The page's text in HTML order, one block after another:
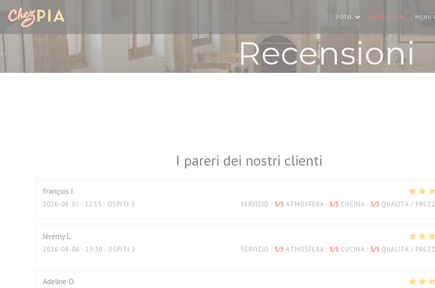
Personalizzazione delle tue scelte sui cookie
FOTO RECENSIONI MENU
Recensioni
I pareri dei nostri clienti
françois J
2026-08-07 - 12:15 - OSPITI 3 SERVIZIO : 5/5 ATMOSFERA : 5/5 CUCINA : 5/5 QUALITÀ /
Jérémy L
2026-08-06 - 19:30 - OSPITI 2 SERVIZIO : 5/5 ATMOSFERA : 5/5 CUCINA : 5/5 QUALITÀ /
Adeline D